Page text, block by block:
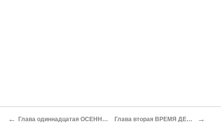
← Глава одиннадцатая ОСЕННИЕ ПРОБЛЕСКИ Глава вторая ВРЕМЯ ДЕРЗКИХ ШАГОВ →